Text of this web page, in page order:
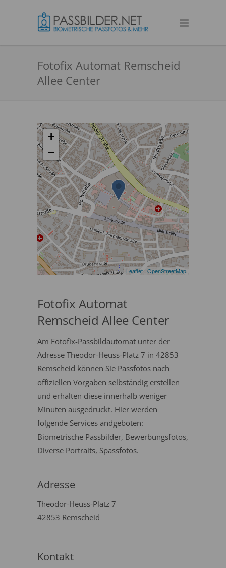
Fotofix Automat Remscheid
Allee Center
+
−
Leaflet | OpenStreetMap
Fotofix Automat
Remscheid Allee Center
Am Fotofix-Passbildautomat unter der
Adresse Theodor-Heuss-Platz 7 in 42853
Remscheid können Sie Passfotos nach
offiziellen Vorgaben selbständig erstellen
und erhalten diese innerhalb weniger
Minuten ausgedruckt. Hier werden
folgende Services andgeboten:
Biometrische Passbilder, Bewerbungsfotos,
Diverse Portraits, Spassfotos.
Adresse
Theodor-Heuss-Platz 7
42853 Remscheid
Kontakt